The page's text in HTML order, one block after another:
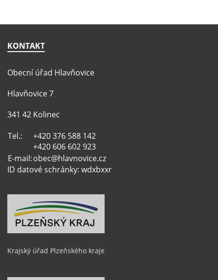
KONTAKT
Obecní úřad Hlavňovice
Hlavňovice 7
341 42 Kolinec
Tel.:
+420 376 588 142
+420 606 602 923
E-mail:obec@hlavnovice.cz
ID datové schránky: wdxbxxr
Krajský úřad Plzeňského kraje